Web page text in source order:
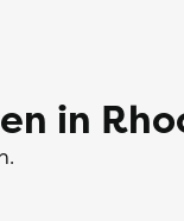
in